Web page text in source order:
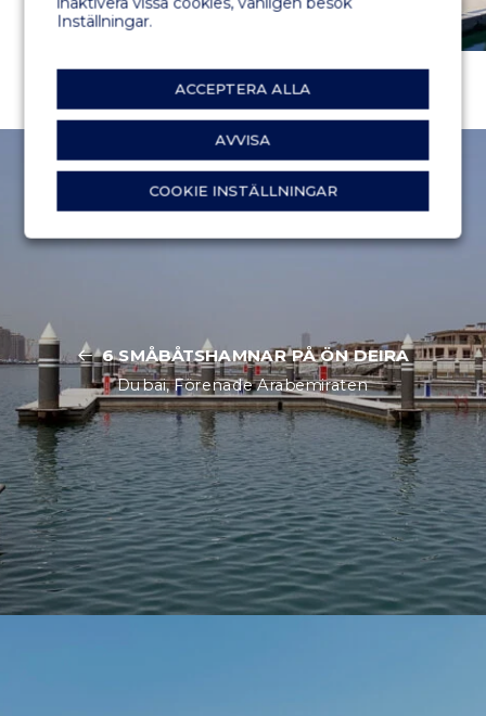
6 SMÅBÅTSHAMNAR PÅ ÖN DEIRA
Dubai, Förenade Arabemiraten
Inställningar.
ACCEPTERA ALLA
AVVISA
COOKIE INSTÄLLNINGAR